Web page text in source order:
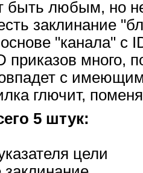
быть любым, но
заклинание
"канала" с
приказов много,
с
глючит,
5 штук:
цели